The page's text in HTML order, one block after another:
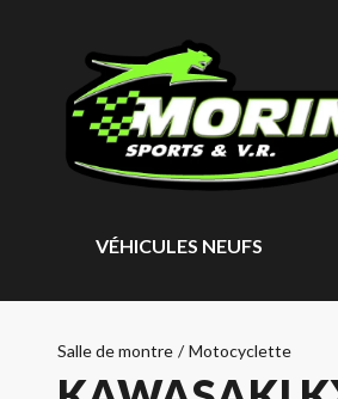
VÉHICULES NEUFS
Salle de montre / Motocyclette